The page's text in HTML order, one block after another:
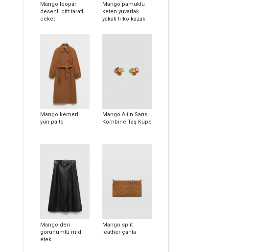
Mango leopar
desenli çift taraflı
ceket
Mango pamuklu
keten yuvarlak
yakalı triko kazak
Mango kemerli
yün palto
Mango Altın Sarısı
Kombine Taş Küpe
Mango deri
görünümlü midi
etek
Mango split
leather çanta